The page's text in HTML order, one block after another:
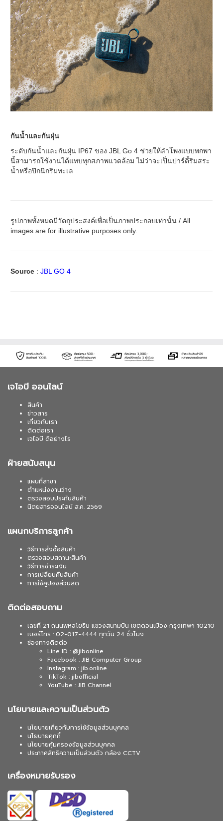
กันน้ำและกันฝุ่น
ระดับกันน้ำและกันฝุ่น IP67 ของ JBL Go 4 ช่วยให้ลำโพงแบบพกพา
นี้สามารถใช้งานได้แทบทุกสภาพแวดล้อม ไม่ว่าจะเป็นปาร์ตี้ริมสระ
น้ำหรือปิกนิกริมทะเล
รูปภาพทั้งหมดมีวัตถุประสงค์เพื่อเป็นภาพประกอบเท่านั้น / All
images are for illustrative purposes only.
Source : JBL GO 4
เจไอบี ออนไลน์
สินค้า
ข่าวสาร
เกี่ยวกับเรา
ติดต่อเรา
เจไอบี ดีอย่างไร
ฝ่ายสนับสนุน
แผนที่สาขา
ตำแหน่งงานว่าง
ตรวจสอบประกันสินค้า
นิตยสารออนไลน์ ส.ค. 2569
แผนกบริการลูกค้า
วิธีการสั่งซื้อสินค้า
ตรวจสอบสถานะสินค้า
วิธีการชำระเงิน
การเปลี่ยนคืนสินค้า
การใช้คูปองส่วนลด
ติดต่อสอบถาม
เลขที่ 21 ถนนพหลโยธิน แขวงสนามบิน เขตดอนเมือง กรุงเทพฯ 10210
เบอร์โทร : 02-017-4444 ทุกวัน 24 ชั่วโมง
ช่องทางติดต่อ
Line ID : @jibonline
Facebook : JIB Computer Group
Instagram : jib.online
TikTok : jibofficial
YouTube : JIB Channel
นโยบายและความเป็นส่วนตัว
นโยบายเกี่ยวกับการใช้ข้อมูลส่วนบุคคล
นโยบายคุกกี้
นโยบายคุ้มครองข้อมูลส่วนบุคคล
ประกาศสิทธิความเป็นส่วนตัว กล้อง CCTV
เครื่องหมายรับรอง